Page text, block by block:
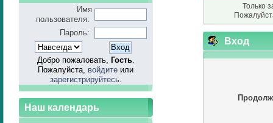
Имя
пользователя:
Пароль:
Добро пожаловать, Гость.
Пожалуйста, войдите или
зарегистрируйтесь.
Наш календарь
Только
Вход